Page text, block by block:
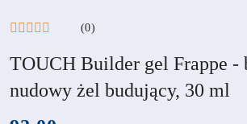
(0)
TOUCH Builder gel Frappe -
nudowy żel budujący, 30 ml